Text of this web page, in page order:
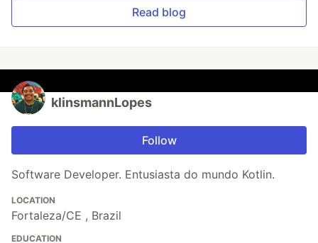
Read blog
klinsmannLopes
Follow
Software Developer. Entusiasta do mundo Kotlin.
LOCATION
Fortaleza/CE , Brazil
EDUCATION